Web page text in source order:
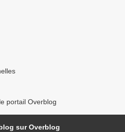
portail Overblog
sur Overblog